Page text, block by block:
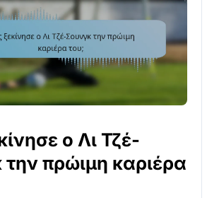
ο Λι Τζέ-
πρώιμη καριέρα